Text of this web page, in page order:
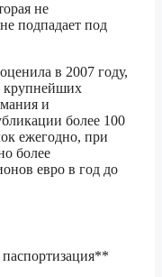
не
подпадает под
в 2007 году,
крупнейших
и
более 100
ежегодно, при
более
евро в год до